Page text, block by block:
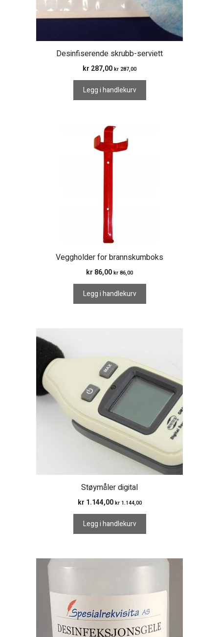
Desinfiserende skrubb-serviett
kr 287,00 kr 287,00
Legg i handlekurv
Veggholder for brannskumboks
kr 86,00 kr 86,00
Legg i handlekurv
Støymåler digital
kr 1.144,00 kr1.144,00
Legg i handlekurv